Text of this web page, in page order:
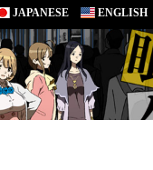
JAPANESE ENGLISH